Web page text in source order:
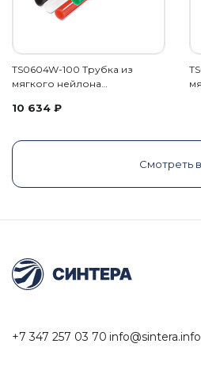
TS0604W-100 Трубка из
мягкого нейлона…
10 634 ₽
Смотреть
+7 347 257 03 70 info@sintera.info